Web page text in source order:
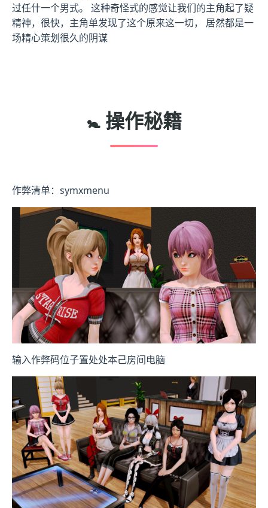
过任什一个男式。 这种奇怪式的感觉让我们的主角起了疑
精神，很快，主角单发现了这个原来这一切， 居然都是一
场精心策划很久的阴谋
🚼 操作秘籍
作弊清单：symxmenu
输入作弊码位子置处处本己房间电脑